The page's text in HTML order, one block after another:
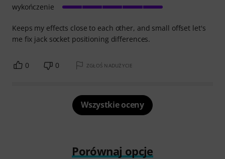
Keeps my effects close to each other, and small offset let's
me fix jack socket positioning differences.
wykończenie
0 0 ZGŁOŚ NADUŻYCIE
Wszystkie oceny
Porównaj opcje